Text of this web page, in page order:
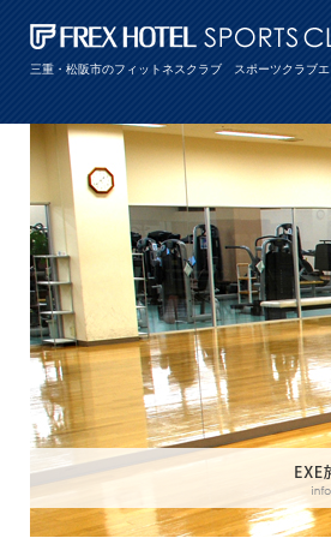
三重・松阪市のフィットネスクラブ スポーツクラブ